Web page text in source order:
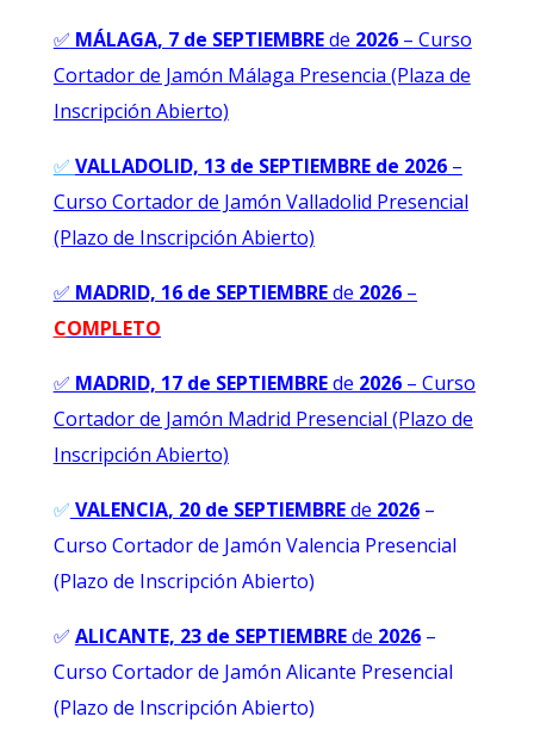
✅ MÁLAGA, 7 de SEPTIEMBREde 2026– Curso
Cortador de Jamón Málaga Presencia (Plaza de
Inscripción Abierto)
✅ VALLADOLID, 13 de SEPTIEMBRE de 2026–
Curso Cortador de Jamón Valladolid Presencial
(Plazo de Inscripción Abierto)
✅ MADRID, 16 de SEPTIEMBREde 2026–
COMPLETO
✅ MADRID, 17 de SEPTIEMBREde 2026– Curso
Cortador de Jamón Madrid Presencial (Plazo de
Inscripción Abierto)
✅ VALENCIA, 20 de SEPTIEMBREde 2026–
Curso Cortador de Jamón Valencia Presencial
(Plazo de Inscripción Abierto)
✅ ALICANTE, 23 de SEPTIEMBREde 2026–
Curso Cortador de Jamón Alicante Presencial
(Plazo de Inscripción Abierto)